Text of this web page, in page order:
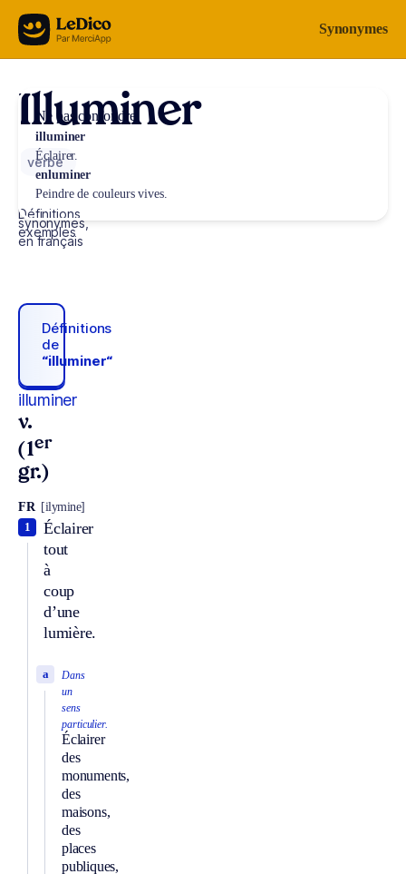
Aller au contenu Synonymes
Illuminer
verbe
Définitions,
synonymes,
exemples
en français
Définitions
de
“illuminer“
illuminer
v.
(1er
gr.)
FR [ilymine]
Éclairer
tout
à
coup
d’une
lumière.
1
Dans
un
sens
particulier.
Éclairer
des
monuments,
des
maisons,
des
places
publiques,
a
Ne pas confondre
illuminer
Éclairer.
enluminer
Peindre de couleurs vives.